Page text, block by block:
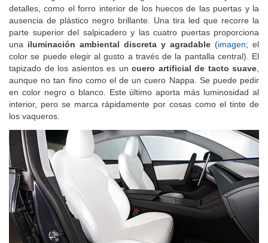
tienen un ligero acolchado y son agradables al tacto. Hay buenos
detalles, como el forro interior de los huecos de las puertas y la
ausencia de plástico negro brillante. Una tira led que recorre la
parte superior del salpicadero y las cuatro puertas proporciona
una iluminación ambiental discreta y agradable( imagen ; el
color se puede elegir al gusto a través de la pantalla central). El
tapizado de los asientos es un cuero artificial de tacto suave,
aunque no tan fino como el de un cuero Nappa. Se puede pedir
en color negro o blanco. Este último aporta más luminosidad al
interior, pero se marca rápidamente por cosas como el tinte de